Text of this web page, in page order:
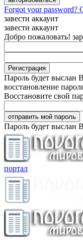
Forgot your password?
завести аккаунт
завести аккаунт
Добро пожаловать!
Пароль будет выслан
восстановление
Восстановите свой
Пароль будет выслан
портал